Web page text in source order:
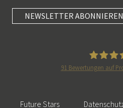
NEWSLETTER ABONNIEREN
91Bewertungen auf
Future Stars